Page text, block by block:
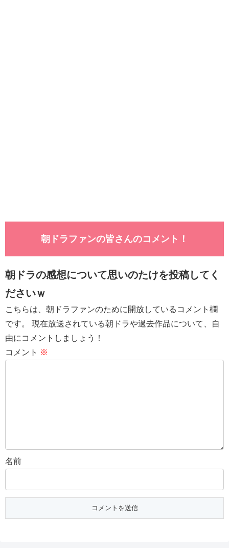
朝ドラファンの皆さんのコメント！
朝ドラの感想について思いのたけを投稿してく
ださいｗ
こちらは、朝ドラファンのために開放しているコメント欄
です。 現在放送されている朝ドラや過去作品について、自
由にコメントしましょう！
コメント ※
名前